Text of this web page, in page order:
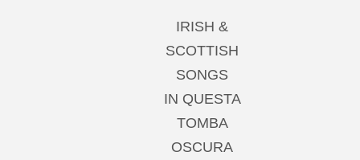
IRISH &
SCOTTISH
SONGS
IN QUESTA
TOMBA
OSCURA